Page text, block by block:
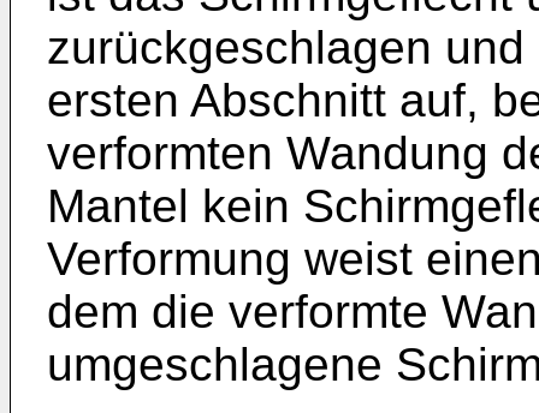
zurückgeschlagen
ersten Abschnitt auf,
verformten Wandung
Mantel kein
Verformung weist
dem die verformte
umgeschlagene